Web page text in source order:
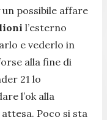
un possibile affare
l’esterno
e vederlo in
alla fine di
21 lo
l’ok alla
Poco si sta